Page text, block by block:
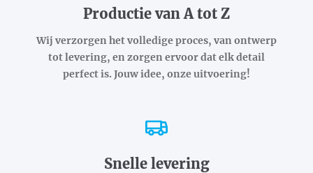
Productie van A tot Z
Wij verzorgen het volledige proces, van ontwerp
tot levering, en zorgen ervoor dat elk detail
perfect is. Jouw idee, onze uitvoering!
Snelle levering